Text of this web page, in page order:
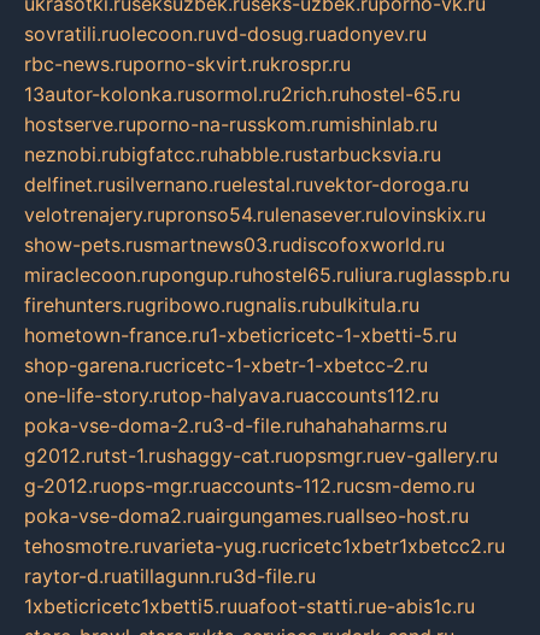
sovratili.ruolecoon.ruvd-dosug.ruadonyev.ru
rbc-news.ruporno-skvirt.rukrospr.ru
13autor-kolonka.rusormol.ru2rich.ruhostel-65.ru
hostserve.ruporno-na-russkom.rumishinlab.ru
neznobi.rubigfatcc.ruhabble.rustarbucksvia.ru
delfinet.rusilvernano.ruelestal.ruvektor-doroga.ru
velotrenajery.rupronso54.rulenasever.rulovinskix.ru
show-pets.rusmartnews03.rudiscofoxworld.ru
miraclecoon.rupongup.ruhostel65.ruliura.ruglasspb.ru
firehunters.rugribowo.rugnalis.rubulkitula.ru
hometown-france.ru1-xbeticricetc-1-xbetti-5.ru
shop-garena.rucricetc-1-xbetr-1-xbetcc-2.ru
one-life-story.rutop-halyava.ruaccounts112.ru
poka-vse-doma-2.ru3-d-file.ruhahahaharms.ru
g2012.rutst-1.rushaggy-cat.ruopsmgr.ruev-gallery.ru
g-2012.ruops-mgr.ruaccounts-112.rucsm-demo.ru
poka-vse-doma2.ruairgungames.ruallseo-host.ru
tehosmotre.ruvarieta-yug.rucricetc1xbetr1xbetcc2.ru
raytor-d.ruatillagunn.ru3d-file.ru
1xbeticricetc1xbetti5.ruuafoot-statti.rue-abis1c.ru